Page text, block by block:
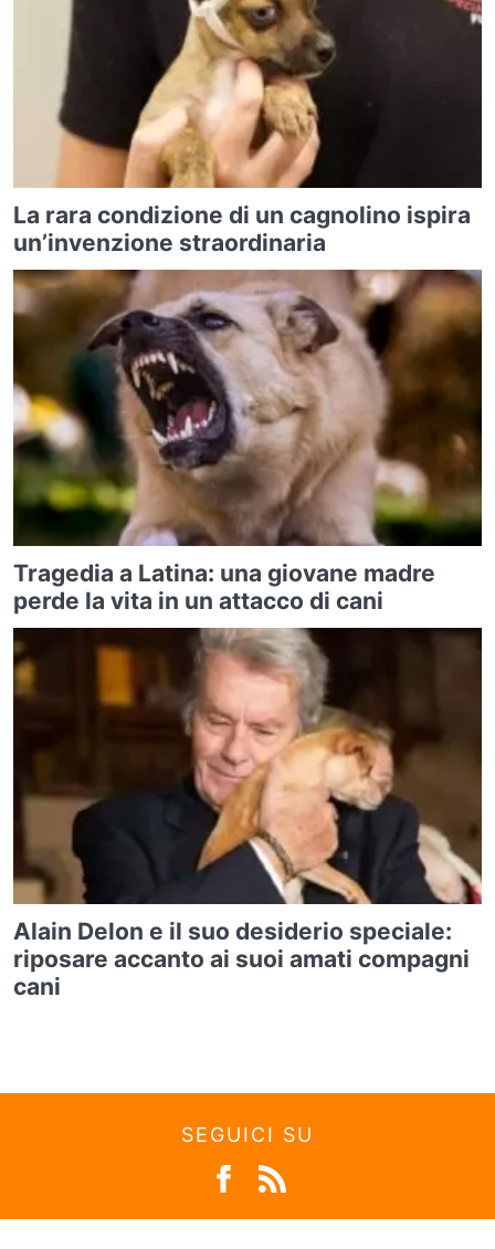
La rara condizione di un cagnolino ispira
un’invenzione straordinaria
Tragedia a Latina: una giovane madre
perde la vita in un attacco di cani
Alain Delon e il suo desiderio speciale:
riposare accanto ai suoi amati compagni
cani
SEGUICI SU